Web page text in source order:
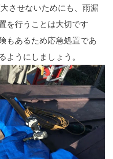
させないためにも、雨漏
を行うことは大切です
もあるため応急処置であ
ようにしましょう。